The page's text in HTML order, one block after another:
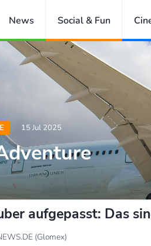
News Social & Fun
15 Jul 2025
aufgepasst: Das
(Glomex)